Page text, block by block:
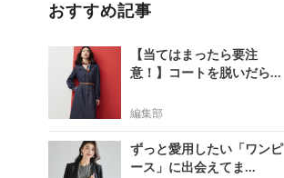
おすすめ記事
【当てはまったら要注
意！】コートを脱いだら...
編集部
ずっと愛用したい「ワンピ
ース」に出会えてま...